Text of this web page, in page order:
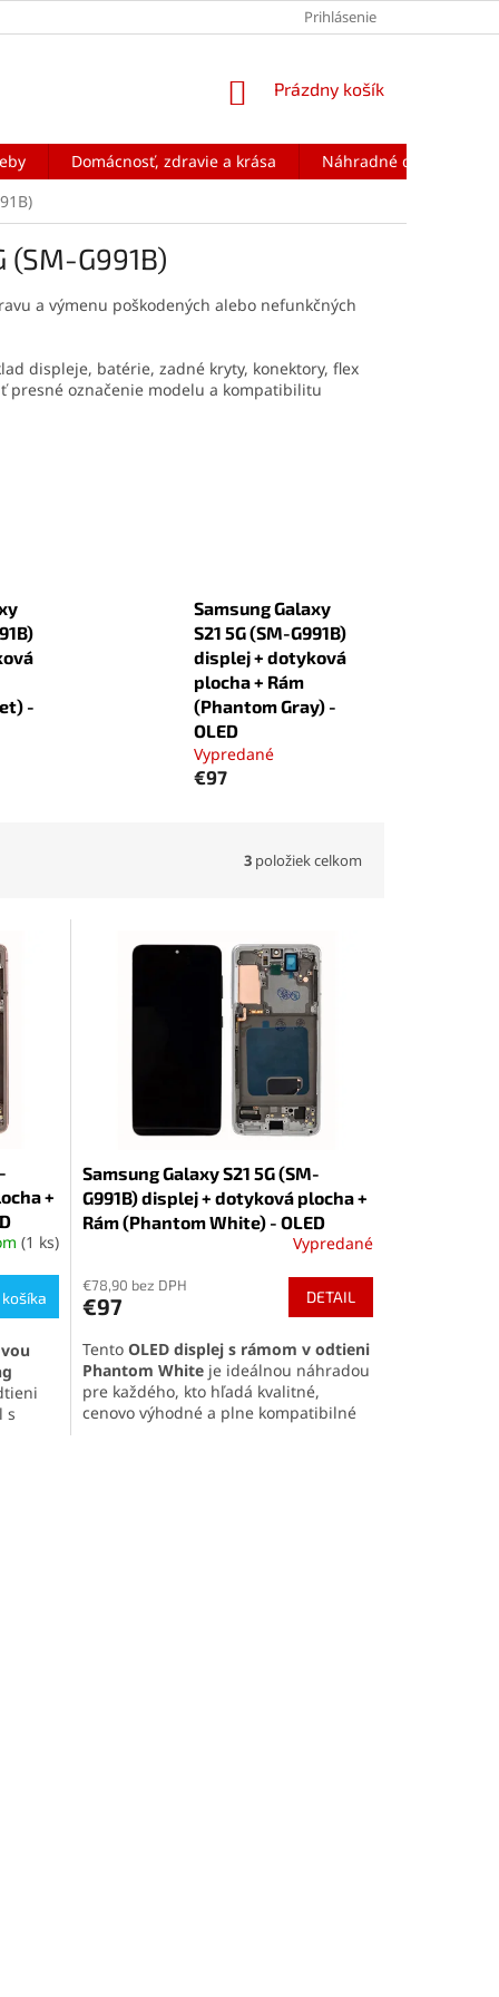
Prihlásenie
NÁKUPNÝ
Prázdny košík
Domácnosť, zdravie a krása
Náhradné diely na
(SM-G991B)
a výmenu poškodených alebo nefunkčných
displeje, batérie, zadné kryty, konektory, flex
presné označenie modelu a kompatibilitu
-
Samsung Galaxy
S21 5G (SM-G991B)
displej + dotyková
plocha + Rám
(Phantom Gray) -
OLED
Vypredané
€97
3 položiek celkom
+
(1 ks)
s
Samsung Galaxy S21 5G (SM-
G991B) displej + dotyková plocha +
Rám (Phantom White) - OLED
Vypredané
€78,90 bez DPH
€97 DETAIL
Tento OLED displej s rámom v odtieni
Phantom Whiteje ideálnou náhradou
pre každého, kto hľadá kvalitné,
cenovo výhodné a plne kompatibilné